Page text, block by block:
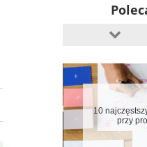
10
przy